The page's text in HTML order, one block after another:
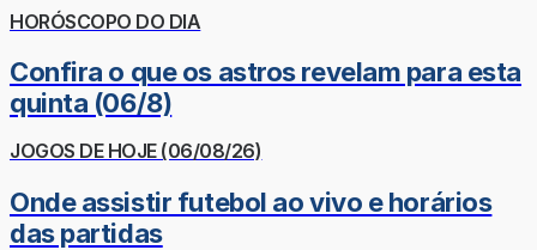
HORÓSCOPO DO DIA
Confira o que os astros revelam para esta
quinta (06/8)
JOGOS DE HOJE (06/08/26)
Onde assistir futebol ao vivo e horários
das partidas